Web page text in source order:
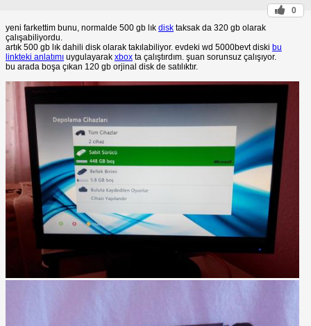
0
yeni farkettim bunu, normalde 500 gb lık disk taksak da 320 gb olarak
çalışabiliyordu.
artık 500 gb lık dahili disk olarak takılabiliyor. evdeki wd 5000bevt diski bu
linkteki anlatımı uygulayarak xbox ta çalıştırdım. şuan sorunsuz çalışıyor.
bu arada boşa çıkan 120 gb orjinal disk de satılıktır.